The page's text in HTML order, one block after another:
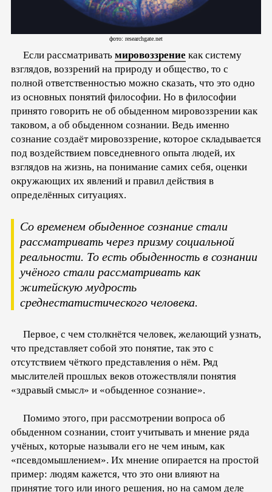
фото: researchgate.net
Если рассматривать мировоззрение как систему
взглядов, воззрений на природу и общество, то с
полной ответственностью можно сказать, что это одно
из основных понятий философии. Но в философии
принято говорить не об обыденном мировоззрении как
таковом, а об обыденном сознании. Ведь именно
сознание создаёт мировоззрение, которое складывается
под воздействием повседневного опыта людей, их
взглядов на жизнь, на понимание самих себя, оценки
окружающих их явлений и правил действия в
определённых ситуациях.
Со временем обыденное сознание стали
рассматривать через призму социальной
реальности. То есть обыденность в сознании
учёного стали рассматривать как
житейскую мудрость
среднестатистического человека.
Первое, с чем столкнётся человек, желающий узнать,
что представляет собой это понятие, так это с
отсутствием чёткого представления о нём. Ряд
мыслителей прошлых веков отожествляли понятия
«здравый смысл» и «обыденное сознание».
Помимо этого, при рассмотрении вопроса об
обыденном сознании, стоит учитывать и мнение ряда
учёных, которые называли его не чем иным, как
«псевдомышлением». Их мнение опирается на простой
пример: людям кажется, что это они влияют на
принятие того или иного решения, но на самом деле